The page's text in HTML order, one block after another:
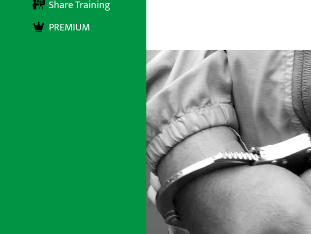
Share Training
PREMIUM
अर्थ सरोकार २ असार २०८३, मंगलबार १८:२६